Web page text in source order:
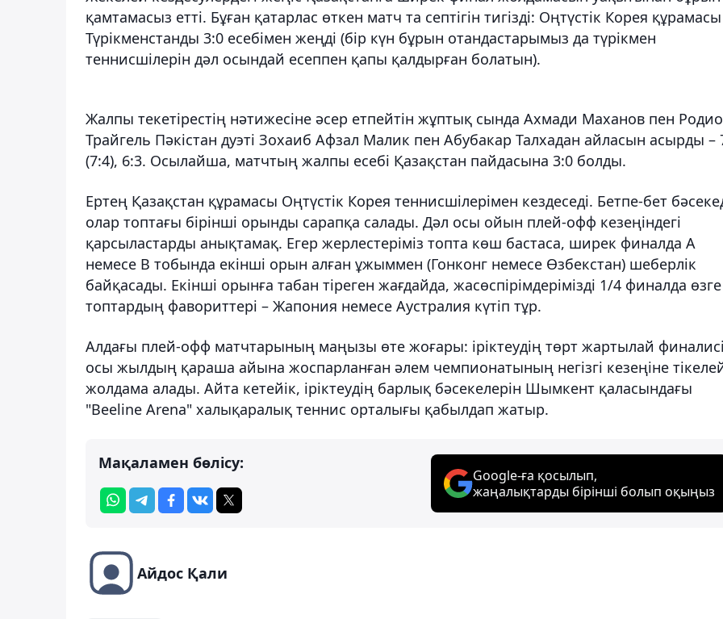
қамтамасыз етті. Бұған қатарлас өткен матч та септігін тигізді: Оңтүстік Корея құрамасы
Түрікменстанды 3:0 есебімен жеңді (бір күн бұрын отандастарымыз да түрікмен
теннисшілерін дәл осындай есеппен қапы қалдырған болатын).
Жалпы текетірестің нәтижесіне әсер етпейтін жұптық сында Ахмади Маханов пен
Трайгель Пәкістан дуэті Зохаиб Афзал Малик пен Абубакар Талхадан айласын асырды –
(7:4), 6:3. Осылайша, матчтың жалпы есебі Қазақстан пайдасына 3:0 болды.
Ертең Қазақстан құрамасы Оңтүстік Корея теннисшілерімен кездеседі. Бетпе-бет
олар топтағы бірінші орынды сарапқа салады. Дәл осы ойын плей-офф кезеңіндегі
қарсыластарды анықтамақ. Егер жерлестеріміз топта көш бастаса, ширек финалда А
немесе В тобында екінші орын алған ұжыммен (Гонконг немесе Өзбекстан) шеберлік
байқасады. Екінші орынға табан тіреген жағдайда, жасөспірімдерімізді 1/4 финалда өзге
топтардың фавориттері – Жапония немесе Аустралия күтіп тұр.
Алдағы плей-офф матчтарының маңызы өте жоғары: іріктеудің төрт жартылай финалисі
осы жылдың қараша айына жоспарланған әлем чемпионатының негізгі кезеңіне
жолдама алады. Айта кетейік, іріктеудің барлық бәсекелерін Шымкент қаласындағы
"Beeline Arena" халықаралық теннис орталығы қабылдап жатыр.
Мақаламен бөлісу:
Google-ға қосылып,
жаңалықтарды бірінші болып оқыңыз
Айдос Қали